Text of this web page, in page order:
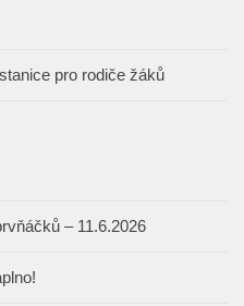
pro rodiče žáků
– 11.6.2026